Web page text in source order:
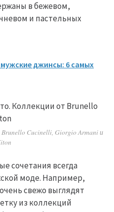
в бежевом,
и пастельных
джинсы: 6 самых
Cucinelli, Giorgio Armani и
сочетания всегда
моде. Например,
свежо выглядят
из коллекций